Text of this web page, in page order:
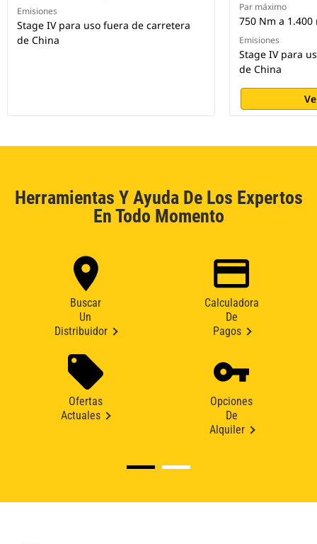
Emisiones
Stage IV para uso fuera de carretera
de China
Par máximo
750 Nm a 1.400
Emisiones
Stage IV para
de China
Herramientas Y Ayuda De Los Expertos
En Todo Momento
Buscar
Un
Distribuidor
Calculadora
De
Pagos
Ofertas
Actuales
Opciones
De
Alquiler